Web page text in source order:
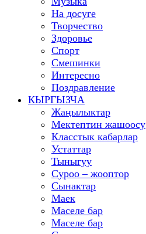
На досуге
Творчество
Здоровье
Спорт
Смешинки
Интересно
Поздравление
КЫРГЫЗЧА
Жаңылыктар
Мектептин жашоосу
Класстык кабарлар
Устаттар
Тыныгуу
Суроо – жооптор
Сынактар
Маек
Маселе бар
Маселе бар